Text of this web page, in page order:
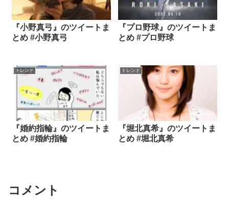
『小野真弓』のツイートま
とめ #小野真弓
『プロ野球』のツイートま
とめ #プロ野球
トレンド
『婚約指輪』のツイートま
とめ #婚約指輪
トレンド
『堀北真希』のツイートま
とめ #堀北真希
コメント